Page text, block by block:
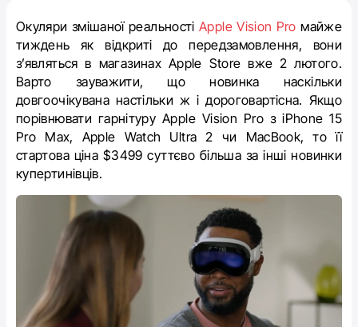
Окуляри змішаної реальностіApple Vision Pro майже
тиждень як відкриті до передзамовлення, вони
з’являться в магазинах Apple Store вже 2 лютого.
Варто зауважити, що новинка наскільки
довгоочікувана настільки ж і дороговартісна. Якщо
порівнювати гарнітуру Apple Vision Pro з iPhone 15
Pro Max, Apple Watch Ultra 2 чи MacBook, то її
стартова ціна $3499 суттєво більша за інші новинки
купертинівців.